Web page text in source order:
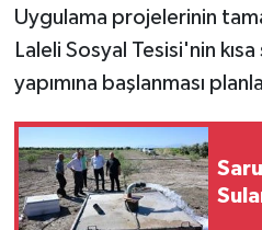
Uygulama projelerinin
Laleli Sosyal Tesisi'nin
yapımına başlanması